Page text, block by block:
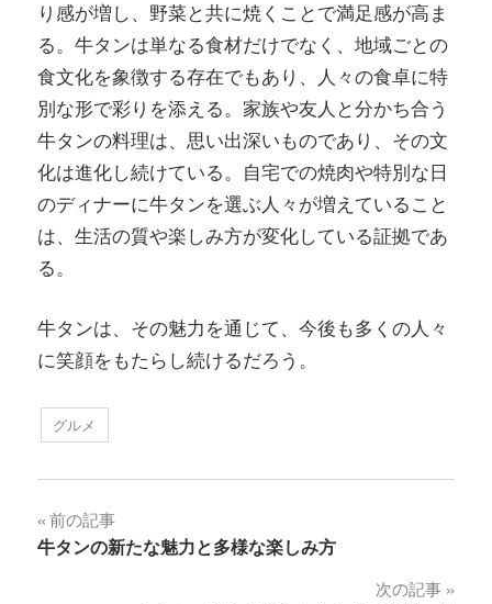
り感が増し、野菜と共に焼くことで満足感が高ま
る。牛タンは単なる食材だけでなく、地域ごとの
食文化を象徴する存在でもあり、人々の食卓に特
別な形で彩りを添える。家族や友人と分かち合う
牛タンの料理は、思い出深いものであり、その文
化は進化し続けている。自宅での焼肉や特別な日
のディナーに牛タンを選ぶ人々が増えていること
は、生活の質や楽しみ方が変化している証拠であ
る。
牛タンは、その魅力を通じて、今後も多くの人々
に笑顔をもたらし続けるだろう。
グルメ
投
稿
前の記事
牛タンの新たな魅力と多様な楽しみ方
次の記事